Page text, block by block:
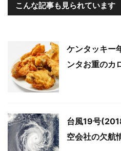
こんな記事も見られています
ケンタッキー
ンタお重のカ
台風19号
空会社の欠航